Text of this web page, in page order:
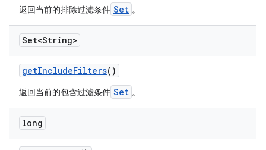
返回当前的排除过滤条件 Set 。
Set<String>
getIncludeFilters()
返回当前的包含过滤条件 Set 。
long